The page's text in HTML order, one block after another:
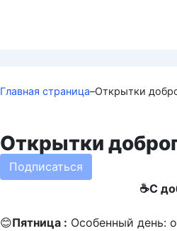
Главная страница–Открытки
Открытки
Подписаться
☕С
😊Пятница : Особенный день: